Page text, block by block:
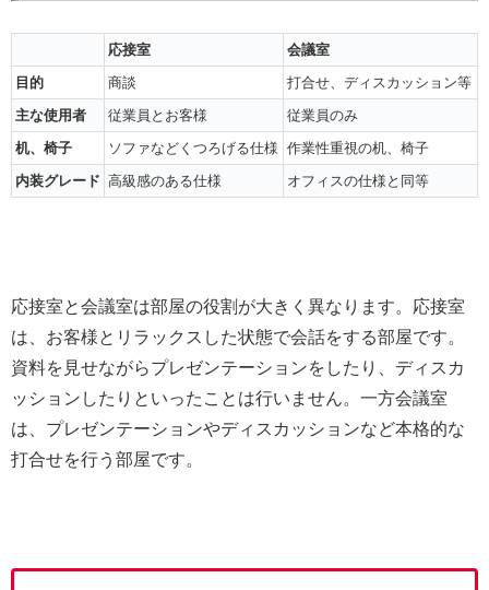
応接室
会議室
目的
商談
打合せ、ディスカッション等
主な使用者
従業員とお客様
従業員のみ
机、椅子
ソファなどくつろげる仕様 作業性重視の机、椅子
内装グレード 高級感のある仕様 オフィスの仕様と同等
応接室と会議室は部屋の役割が大きく異なります。応接室
は、お客様とリラックスした状態で会話をする部屋です。
資料を見せながらプレゼンテーションをしたり、ディスカ
ッションしたりといったことは行いません。一方会議室
は、プレゼンテーションやディスカッションなど本格的な
打合せを行う部屋です。